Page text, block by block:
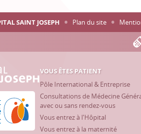
SAINT JOSEPH Plan du site
Saint Joseph - Marseille
et lieu de santé sans tabac
VOUS ÊTES PATIENT
Pôle International & Entreprise
Consultations de Médecine
avec ou sans rendez-vous
Vous entrez à l'Hôpital
Vous entrez à la maternité